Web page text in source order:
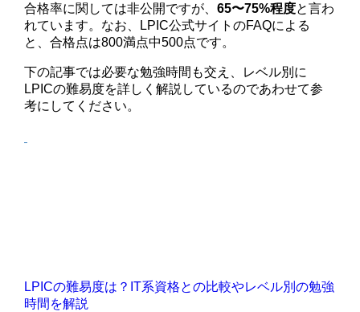
合格率に関しては非公開ですが、65〜75%程度と言わ
れています。なお、LPIC公式サイトのFAQによる
と、合格点は800満点中500点です。
下の記事では必要な勉強時間も交え、レベル別に
LPICの難易度を詳しく解説しているのであわせて参
考にしてください。
LPICの難易度は？IT系資格との比較やレベル別の勉強
時間を解説